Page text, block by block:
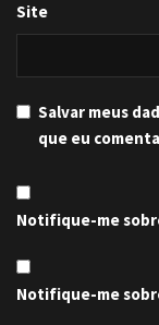
Site
Salvar meus
que eu
Notifique-me
Notifique-me